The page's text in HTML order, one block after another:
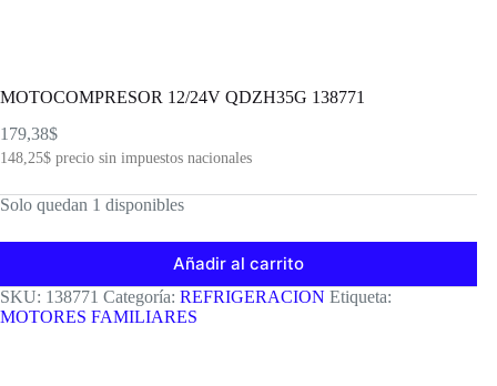
MOTOCOMPRESOR 12/24V QDZH35G 138771
179,38$
148,25$ precio sin impuestos nacionales
Solo quedan 1 disponibles
Añadir al carrito
SKU: 138771 Categoría: REFRIGERACION Etiqueta:
MOTORES FAMILIARES